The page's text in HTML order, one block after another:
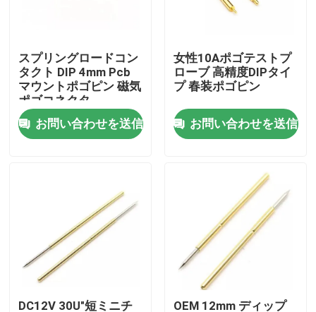
品質管理
私達に連絡しなさい
スプリング式POGOピン
調査のPogo Pin
スプリングロードコン
タクト DIP 4mm Pcb
マウントポゴピン 磁気
ポゴコネクタ
お問い合わせを送信
女性10Aポゴテストプ
ローブ 高精度DIPタイ
プ 春装ポゴピン
お問い合わせを送信
DC12V 30U"短ミニチ OEM 12mm ディップ